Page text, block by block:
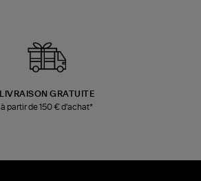
LIVRAISON GRATUITE
à partir de 150 € d'achat*